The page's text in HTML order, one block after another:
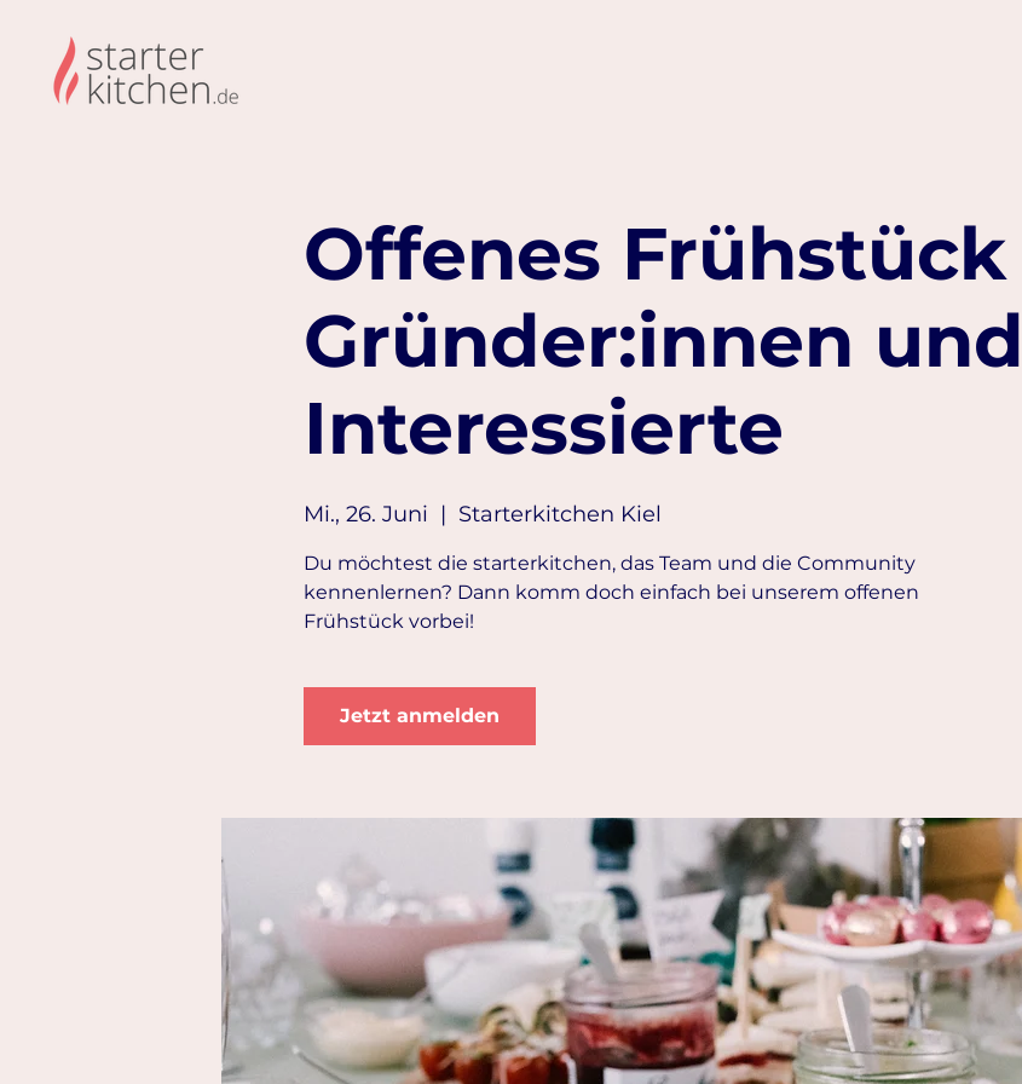
Offenes
Gründer:innen und
Interessierte
Mi., 26. Juni
  |
Starterkitchen Kiel
Du möchtest die starterkitchen, das Team und die Community
kennenlernen? Dann komm doch einfach bei unserem offenen
Frühstück vorbei!
Jetzt anmelden